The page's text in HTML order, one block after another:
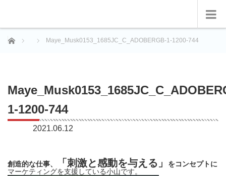
ホーム Maye_Musk0153_1685JC_C_ADOBERGB-1-1200-744
1-1200-744
2021.06.12
創造的な仕事、 「刺激と感動を与える」
をコンセプトに
マーケティングを支援している小山です。